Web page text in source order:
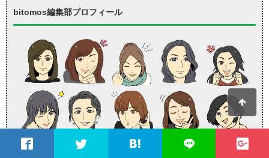
bitomos編集部プロフィール